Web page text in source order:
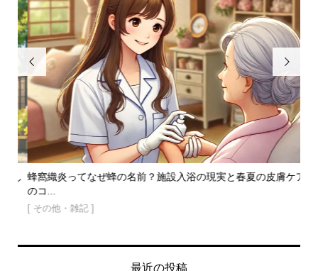

蜂窩織炎ってなぜ蜂の名前？施設入浴の現実と春夏の皮膚ケア
のコ...
[ その他・雑記 ]

最近の投稿